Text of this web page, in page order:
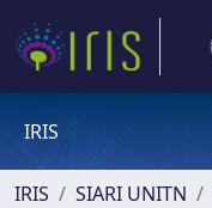
IRIS
IRIS SIARI UNITN